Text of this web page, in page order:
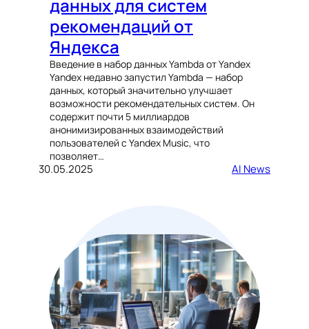
данных для систем
рекомендаций от
Яндекса
Введение в набор данных Yambda от Yandex
Yandex недавно запустил Yambda — набор
данных, который значительно улучшает
возможности рекомендательных систем. Он
содержит почти 5 миллиардов
анонимизированных взаимодействий
пользователей с Yandex Music, что
позволяет…
30.05.2025 AI News